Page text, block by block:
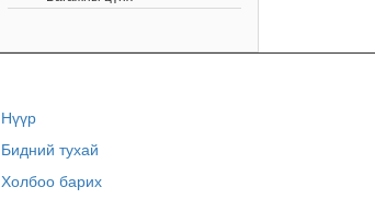
Нүүр
Бидний тухай
Холбоо барих